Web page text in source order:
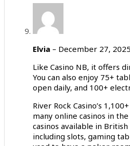
Elvia – December 27, 2025
Like Casino NB, it offers
You can also enjoy 75+
open daily, and 100+
River Rock Casino’s
many online casinos in
casinos available in
including slots, gaming